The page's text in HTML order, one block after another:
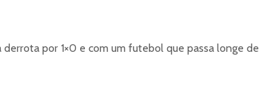
por 1×0 e com um futebol que passa longe de